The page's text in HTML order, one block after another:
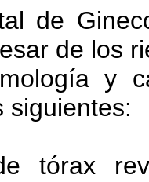
de
de los
y
siguientes:
tórax